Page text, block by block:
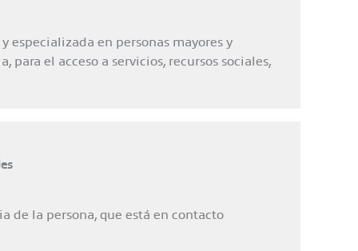
especializada en personas mayores y
para el acceso a servicios, recursos sociales,
de la persona, que está en contacto